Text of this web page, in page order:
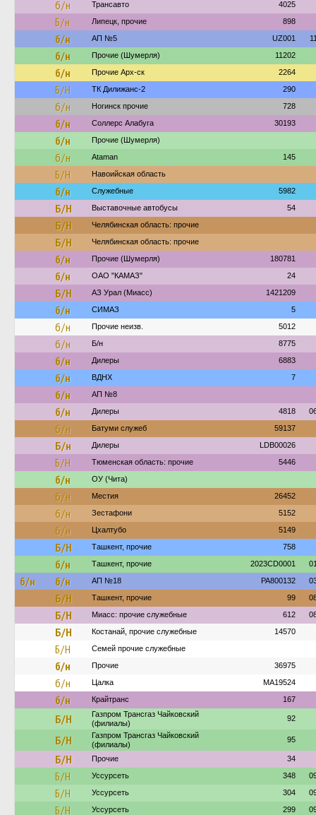
б/н Трансавто 4025
Б/н Липецк, прочие 898
б/н АП №5 UZ001
б/н Прочие (Шумерля) 11202
б/н Прочие Арх-ск 2264
Б/Н ТК Дилижанс-2 290
б/н Ногинск прочие 728
б/н Соллерс Алабуга 30193
б/н Прочие (Шумерля)
б/н Ataman 145
Б/Н Навоийская область
б/н Служебные 5982
Б/Н Выставочные автобусы 54
Б/Н Челябинская область: прочие
Б/Н Челябинская область: прочие
б/н Прочие (Шумерля) 180781
б/н ОАО "КАМАЗ" 24
Б/Н АЗ Урал (Миасс) 1421209
б/н СИМАЗ 5
б/н Прочие неизв. 5012
б/н Б/н 8775
б/н Дилеры 6883
б/н ВДНХ 7
б/н АП №8
б/н Дилеры 4818
б/н Батуми служеб 59137
Б/н Дилеры LDB00026
Б/Н Тюменская область: прочие 5446
б/н ОУ (Чита)
б/н Местия 26452
б/н Зестафони 5152
б/н Цхалтубо 5149
Б/Н Ташкент, прочие 758
б/н Ташкент, прочие 2023CD0001
б/н б/н АП №18 PA800132
Б/Н Ташкент, прочие 99
Б/Н Миасс: прочие служебные 612
Б/Н Костанай, прочие служебные 14570
Б/Н Семей прочие служебные
б/н Прочие 36975
б/н Цалка MA19524
б/н Крайтранс 167
Б/Н
Газпром Трансгаз Чайковский
(филиалы)
92
Б/Н
Газпром Трансгаз Чайковский
(филиалы)
95
Б/Н Прочие 34
Б/Н Уссурсеть 348
Б/Н Уссурсеть 304
Б/Н Уссурсеть 299